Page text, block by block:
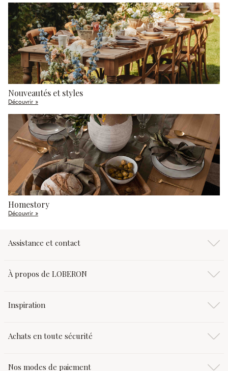
Nouveautés et styles
Découvrir »
Homestory
Découvrir »
Assistance et contact
À propos de LOBERON
Inspiration
Achats en toute sécurité
Nos modes de paiement